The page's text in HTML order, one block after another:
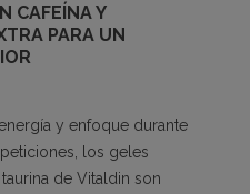
CAFEÍNA Y
PARA UN
y enfoque durante
los geles
de Vitaldin son